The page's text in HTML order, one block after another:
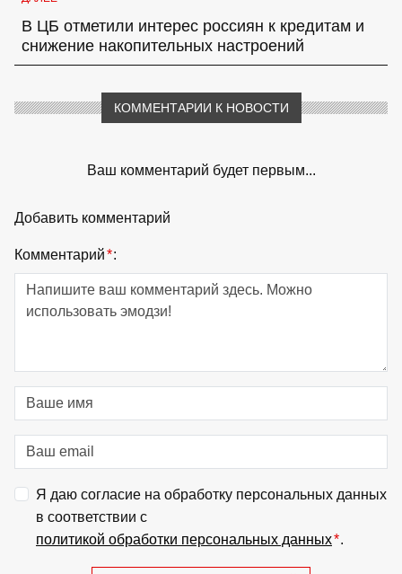
В ЦБ отметили интерес россиян к кредитам и
снижение накопительных настроений
КОММЕНТАРИИ К НОВОСТИ
Ваш комментарий будет первым...
Добавить комментарий
Комментарий*:
Я даю согласие на обработку персональных данных
в соответствии с
политикой обработки персональных данных*.